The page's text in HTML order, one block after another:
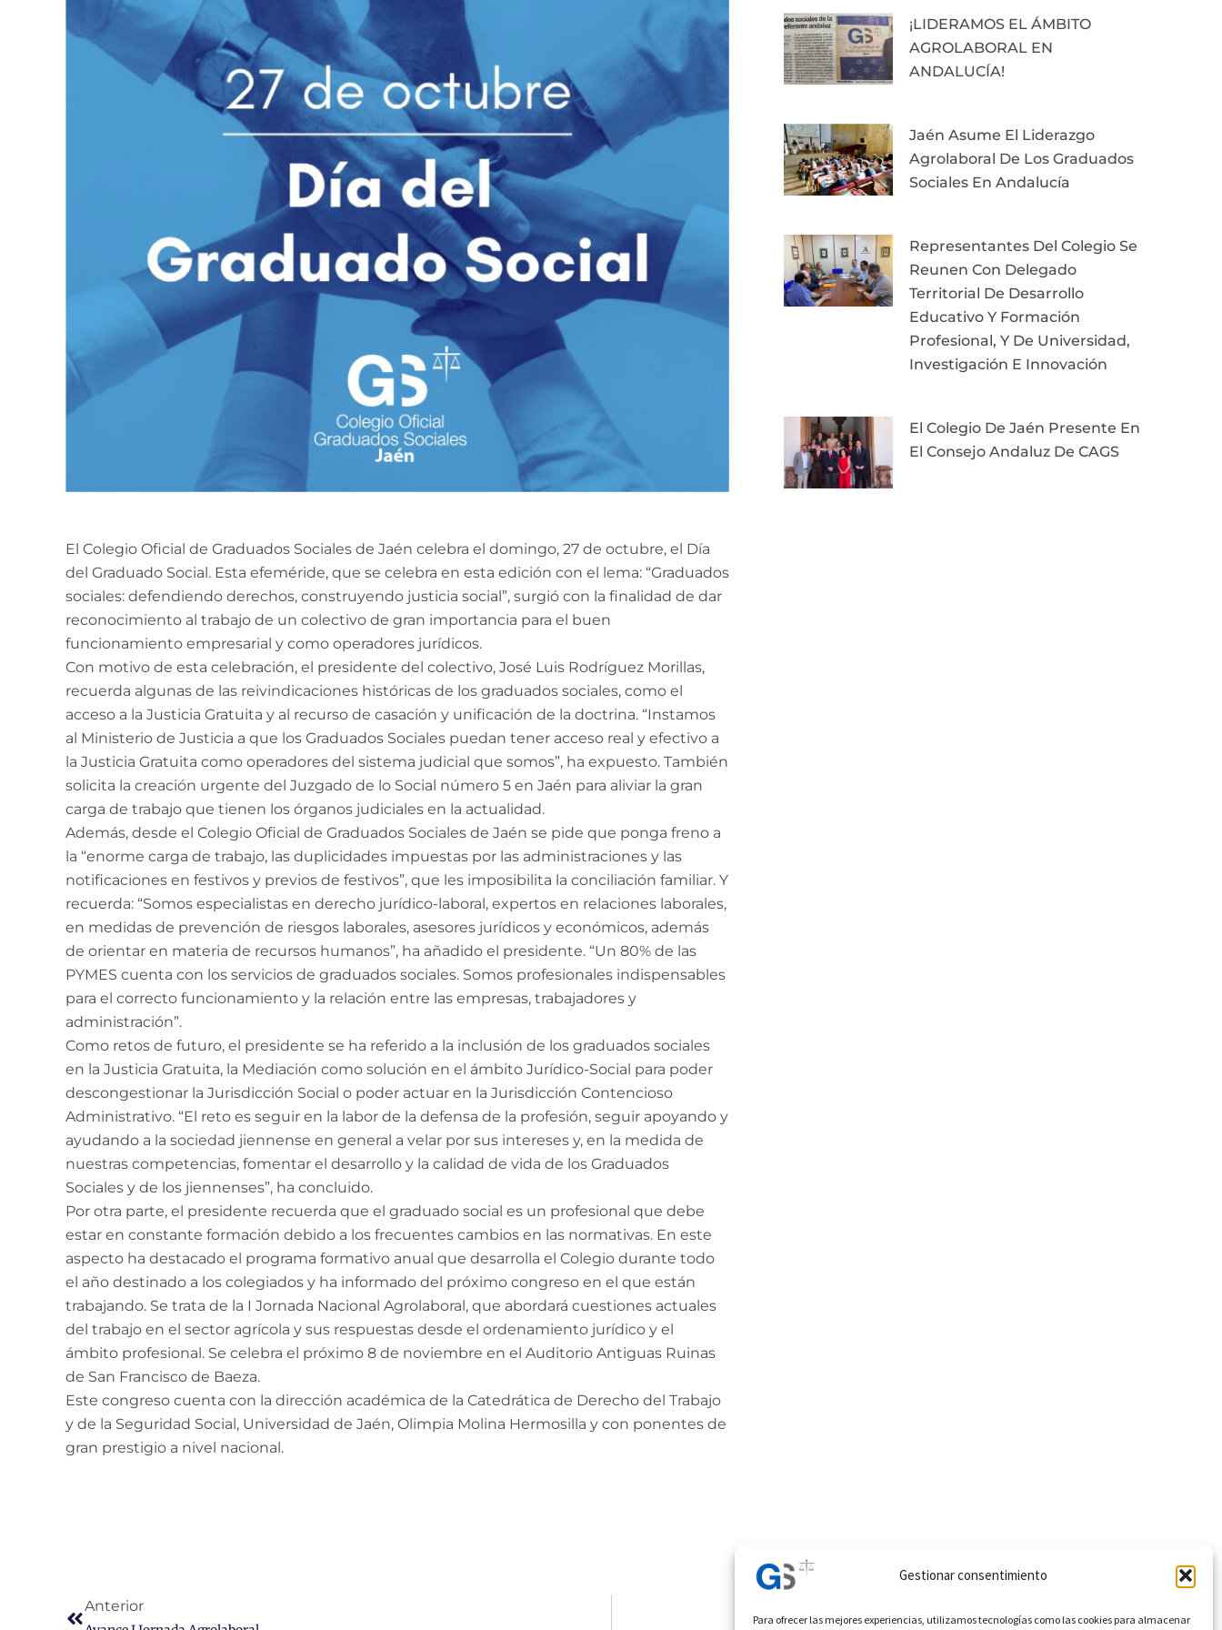
Gestionar consentimiento
Para ofrecer las mejores experiencias, utilizamos tecnologías como las cookies para almacenar
El Colegio Oficial de Graduados Sociales de Jaén celebra el domingo, 27 de octubre, el Día
del Graduado Social. Esta efeméride, que se celebra en esta edición con el lema: “Graduados
sociales: defendiendo derechos, construyendo justicia social”, surgió con la finalidad de dar
reconocimiento al trabajo de un colectivo de gran importancia para el buen
funcionamiento empresarial y como operadores jurídicos.
Con motivo de esta celebración, el presidente del colectivo, José Luis Rodríguez Morillas,
recuerda algunas de las reivindicaciones históricas de los graduados sociales, como el
acceso a la Justicia Gratuita y al recurso de casación y unificación de la doctrina. “Instamos
al Ministerio de Justicia a que los Graduados Sociales puedan tener acceso real y efectivo a
la Justicia Gratuita como operadores del sistema judicial que somos”, ha expuesto. También
solicita la creación urgente del Juzgado de lo Social número 5 en Jaén para aliviar la gran
carga de trabajo que tienen los órganos judiciales en la actualidad.
Además, desde el Colegio Oficial de Graduados Sociales de Jaén se pide que ponga freno a
la “enorme carga de trabajo, las duplicidades impuestas por las administraciones y las
notificaciones en festivos y previos de festivos”, que les imposibilita la conciliación familiar. Y
recuerda: “Somos especialistas en derecho jurídico-laboral, expertos en relaciones laborales,
en medidas de prevención de riesgos laborales, asesores jurídicos y económicos, además
de orientar en materia de recursos humanos”, ha añadido el presidente. “Un 80% de las
PYMES cuenta con los servicios de graduados sociales. Somos profesionales indispensables
para el correcto funcionamiento y la relación entre las empresas, trabajadores y
administración”.
Como retos de futuro, el presidente se ha referido a la inclusión de los graduados sociales
en la Justicia Gratuita, la Mediación como solución en el ámbito Jurídico-Social para poder
descongestionar la Jurisdicción Social o poder actuar en la Jurisdicción Contencioso
Administrativo. “El reto es seguir en la labor de la defensa de la profesión, seguir apoyando y
ayudando a la sociedad jiennense en general a velar por sus intereses y, en la medida de
nuestras competencias, fomentar el desarrollo y la calidad de vida de los Graduados
Sociales y de los jiennenses”, ha concluido.
Por otra parte, el presidente recuerda que el graduado social es un profesional que debe
estar en constante formación debido a los frecuentes cambios en las normativas. En este
aspecto ha destacado el programa formativo anual que desarrolla el Colegio durante todo
el año destinado a los colegiados y ha informado del próximo congreso en el que están
trabajando. Se trata de la I Jornada Nacional Agrolaboral, que abordará cuestiones actuales
del trabajo en el sector agrícola y sus respuestas desde el ordenamiento jurídico y el
ámbito profesional. Se celebra el próximo 8 de noviembre en el Auditorio Antiguas Ruinas
de San Francisco de Baeza.
Este congreso cuenta con la dirección académica de la Catedrática de Derecho del Trabajo
y de la Seguridad Social, Universidad de Jaén, Olimpia Molina Hermosilla y con ponentes de
gran prestigio a nivel nacional.
¡LIDERAMOS EL ÁMBITO
AGROLABORAL EN
ANDALUCÍA!
Jaén Asume El Liderazgo
Agrolaboral De Los Graduados
Sociales En Andalucía
Representantes Del Colegio Se
Reunen Con Delegado
Territorial De Desarrollo
Educativo Y Formación
Profesional, Y De Universidad,
Investigación E Innovación
El Colegio De Jaén Presente En
El Consejo Andaluz De CAGS
Anterior